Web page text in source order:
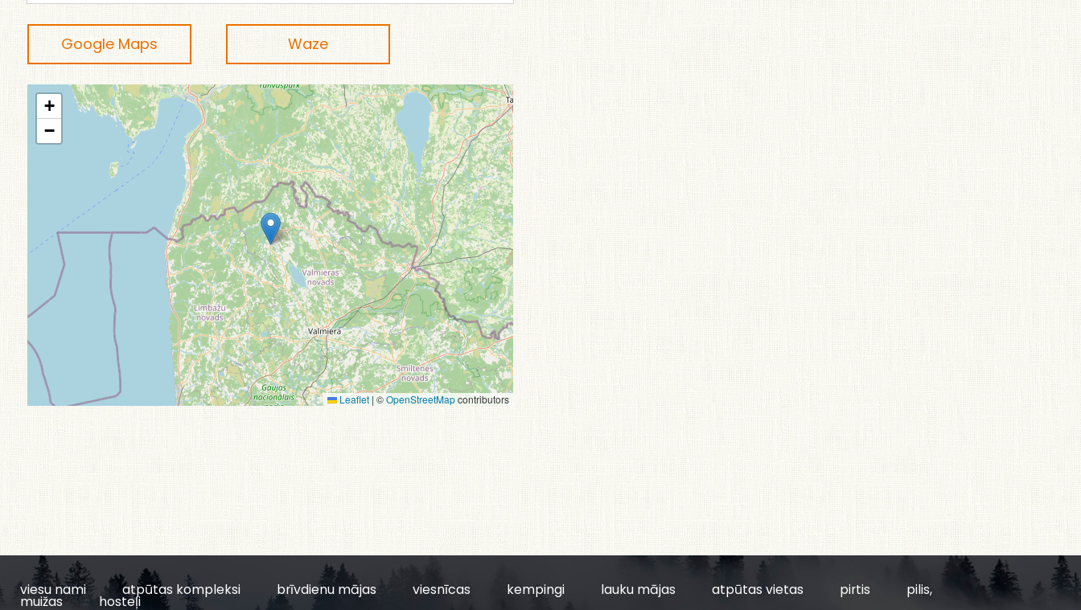
Google Maps Waze
+
−
Leaflet | ©OpenStreetMapcontributors
viesu nami atpūtas kompleksi brīvdienu mājas viesnīcas kempingi lauku mājas atpūtas vietas pirtis pilis,
muižas hosteļi